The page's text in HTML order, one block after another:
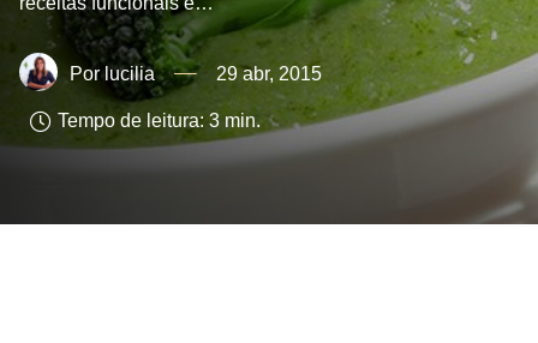
lucilia 29 abr, 2015
Tempo de leitura: 3 min.